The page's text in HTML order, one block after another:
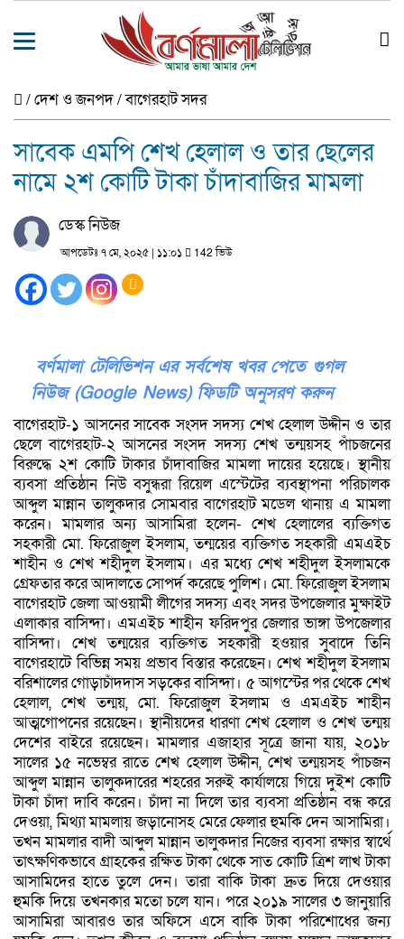
/দেশ ও জনপদ/বাগেরহাট সদর
সাবেক এমপি শেখ হেলাল ও তার ছেলের
নামে ২শ কোটি টাকা চাঁদাবাজির মামলা
ডেস্ক নিউজ
আপডেটঃ ৭ মে, ২০২৫ | ১১:০১ 142 ভিউ
বর্ণমালা টেলিভিশন এর সর্বশেষ খবর পেতে গুগল
নিউজ (Google News) ফিডটি অনুসরণ করুন
বাগেরহাট-১ আসনের সাবেক সংসদ সদস্য শেখ হেলাল উদ্দীন ও তার
ছেলে বাগেরহাট-২ আসনের সংসদ সদস্য শেখ তন্ময়সহ পাঁচজনের
বিরুদ্ধে ২শ কোটি টাকার চাঁদাবাজির মামলা দায়ের হয়েছে। স্থানীয়
ব্যবসা প্রতিষ্ঠান নিউ বসুন্ধরা রিয়েল এস্টেটের ব্যবস্থাপনা পরিচালক
আব্দুল মান্নান তালুকদার সোমবার বাগেরহাট মডেল থানায় এ মামলা
করেন। মামলার অন্য আসামিরা হলেন- শেখ হেলালের ব্যক্তিগত
সহকারী মো. ফিরোজুল ইসলাম, তন্ময়ের ব্যক্তিগত সহকারী এমএইচ
শাহীন ও শেখ শহীদুল ইসলাম। এর মধ্যে শেখ শহীদুল ইসলামকে
গ্রেফতার করে আদালতে সোপর্দ করেছে পুলিশ। মো. ফিরোজুল ইসলাম
বাগেরহাট জেলা আওয়ামী লীগের সদস্য এবং সদর উপজেলার মুক্ষাইট
এলাকার বাসিন্দা। এমএইচ শাহীন ফরিদপুর জেলার ভাঙ্গা উপজেলার
বাসিন্দা। শেখ তন্ময়ের ব্যক্তিগত সহকারী হওয়ার সুবাদে তিনি
বাগেরহাটে বিভিন্ন সময় প্রভাব বিস্তার করেছেন। শেখ শহীদুল ইসলাম
বরিশালের গোড়াচাঁদদাস সড়কের বাসিন্দা। ৫ আগস্টের পর থেকে শেখ
হেলাল, শেখ তন্ময়, মো. ফিরোজুল ইসলাম ও এমএইচ শাহীন
আত্মগোপনের রয়েছেন। স্থানীয়দের ধারণা শেখ হেলাল ও শেখ তন্ময়
দেশের বাইরে রয়েছেন। মামলার এজাহার সূত্রে জানা যায়, ২০১৮
সালের ১৫ নভেম্বর রাতে শেখ হেলাল উদ্দীন, শেখ তন্ময়সহ পাঁচজন
আব্দুল মান্নান তালুকদারের শহরের সরুই কার্যালয়ে গিয়ে দুইশ কোটি
টাকা চাঁদা দাবি করেন। চাঁদা না দিলে তার ব্যবসা প্রতিষ্ঠান বন্ধ করে
দেওয়া, মিথ্যা মামলায় জড়ানোসহ মেরে ফেলার হুমকি দেন আসামিরা।
তখন মামলার বাদী আব্দুল মান্নান তালুকদার নিজের ব্যবসা রক্ষার স্বার্থে
তাৎক্ষণিকভাবে গ্রাহকের রক্ষিত টাকা থেকে সাত কোটি ত্রিশ লাখ টাকা
আসামিদের হাতে তুলে দেন। তারা বাকি টাকা দ্রুত দিয়ে দেওয়ার
হুমকি দিয়ে তখনকার মতো চলে যান। পরে ২০১৯ সালের ৩ জানুয়ারি
আসামিরা আবারও তার অফিসে এসে বাকি টাকা পরিশোধের জন্য